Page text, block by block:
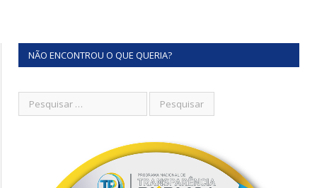
NÃO ENCONTROU O QUE QUERIA?